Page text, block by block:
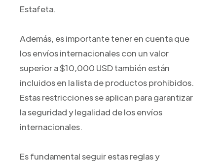
Estafeta.
Además, es importante tener en cuenta que
los envíos internacionales con un valor
superior a $10,000 USD también están
incluidos en la lista de productos prohibidos.
Estas restricciones se aplican para garantizar
la seguridad y legalidad de los envíos
internacionales.
Es fundamental seguir estas reglas y